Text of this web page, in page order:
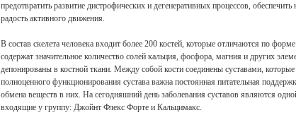
предотвратить развитие дистрофических и дегенеративных процессов,
радость активного движения.
В состав скелета человека входит более 200 костей, которые отличаются по
содержат значительное количество солей кальция, фосфора, магния и других
депонированы в костной ткани. Между собой кости соединены суставами,
полноценного функционирования сустава важна постоянная питательная
обмена веществ в них. На сегодняшний день заболевания суставов являются
входящие у группу: Джойнт Флекс Форте и Кальцимакс.